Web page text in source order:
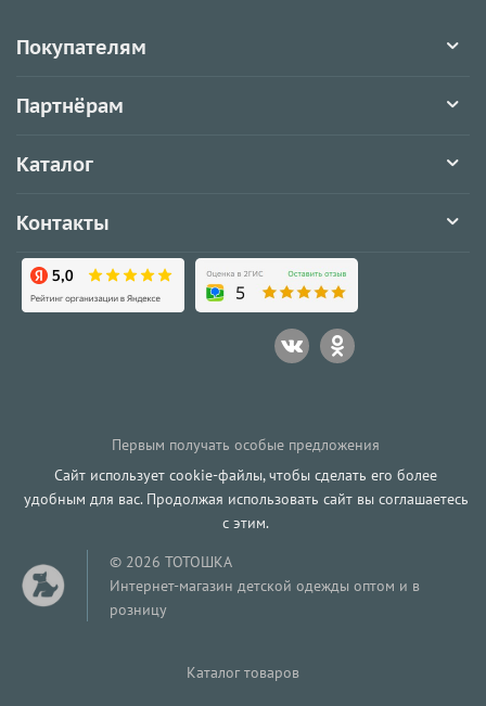
Покупателям
Партнёрам
Каталог
Контакты
Первым получать особые предложения
Сайт использует cookie-файлы, чтобы сделать его более
удобным для вас. Продолжая использовать сайт вы соглашаетесь
с этим.
© 2026 ТОТОШКА
Интернет-магазин детской одежды оптом и в
розницу
Каталог товаров